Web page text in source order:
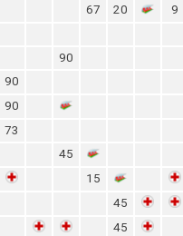
67 20
9
90
90
90
73
45
15
45
45